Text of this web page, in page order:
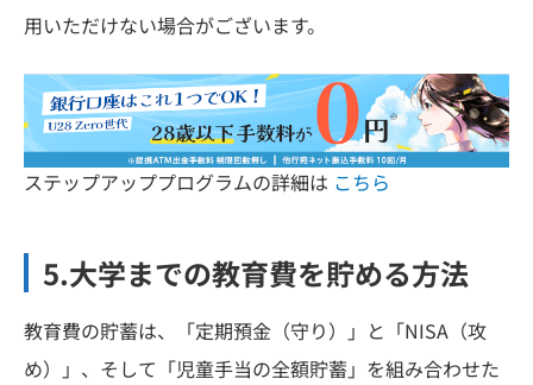
用いただけない場合がございます。
ステップアッププログラムの詳細は こちら
5.大学までの教育費を貯める方法
教育費の貯蓄は、「定期預金（守り）」と「NISA（攻
め）」、そして「児童手当の全額貯蓄」を組み合わせた